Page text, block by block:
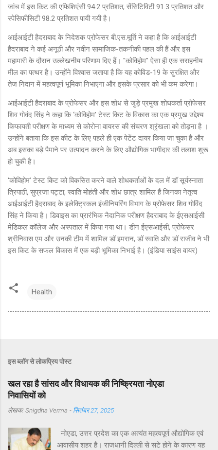
जांच में इस किट की एफिशिएंसी 94.2 प्रतिशत, सेंसिटिविटी 91.3 प्रतिशत और
स्पेसिफीसिटी 98.2 प्रतिशत पायी गयी है।
आईआईटी हैदराबाद के निदेशक प्रोफेसर बी.एस.मूर्ति ने कहा है कि आईआईटी
हैदराबाद ने कई अनूठी और नवीन सामाजिक-तकनीकी पहल की हैं और इस
महामारी के दौरान उल्लेखनीय परिणाम दिए हैं। "कोविहोम" ऐसा ही एक सराहनीय
मील का पत्थर है। उन्होंने विश्वास जताया है कि यह कोविड-19 के सुरक्षित और
तेज निदान में महत्वपूर्ण भूमिका निभाएगा और इसके प्रसार को भी कम करेगा।
आईआईटी हैदराबाद के प्रोफेसर और इस शोध से जुड़े प्रमुख शोधकर्ता प्रोफेसर
शिव गोवंद सिंह ने कहा कि ‘कोविहोम’ टेस्ट किट के विकास का एक प्रमुख उद्देश्य
किफायती परीक्षण के माध्यम से कोरोना वायरस की संचरण श्रृंखला को तोड़ना है ।
उन्होंने बताया कि इस कीट के लिए पहले ही एक पेटेंट दायर किया जा चुका है और
अब इसका बड़े पैमाने पर उत्पादन करने के लिए औद्योगिक भागीदार की तलाश शुरू
हो चुकी है।
‘कोविहोम’ टेस्ट किट को विकसित करने वाले शोधकर्ताओं के दल में डॉ सूर्यस्नाता
त्रिपाठी, सुप्रजा पट्टा, स्वाति मोहंती और शोध छात्र शामिल हैं जिनका नेतृत्व
आईआईटी हैदराबाद के इलेक्ट्रिकल इंजीनियरिंग विभाग के प्रोफेसर शिव गोविंद
सिंह ने किया है। डिवाइस का प्रारंभिक नैदानिक परीक्षण हैदराबाद के ईएसआईसी
मेडिकल कॉलेज और अस्पताल में किया गया था। डीन ईएसआईसी, प्रोफेसर
श्रीनिवास एम और उनकी टीम में शामिल डॉ इमरान, डॉ स्वाति और डॉ राजीव ने भी
इस किट के सफल विकास में एक बड़ी भूमिका निभाई है। (इंडिया साइंस वायर)
Health
इस ब्लॉग से लोकप्रिय पोस्ट
खल रहा है सांसद और विधायक की निष्क्रियता नोएडा
निवासियों को
लेखक: Snigdha Verma - सितंबर 27, 2025
नोएडा, उत्तर प्रदेश का एक अत्यंत महत्वपूर्ण औद्योगिक एवं
आवासीय शहर है। राजधानी दिल्ली से सटे होने के कारण यह